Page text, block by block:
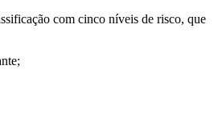
com cinco níveis de risco, que